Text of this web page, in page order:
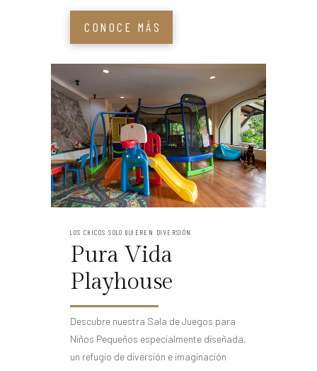
CONOCE MÁS
LOS CHICOS SOLO QUIEREN DIVERSIÓN
Pura Vida
Playhouse
Descubre nuestra Sala de Juegos para
Niños Pequeños especialmente diseñada,
un refugio de diversión e imaginación